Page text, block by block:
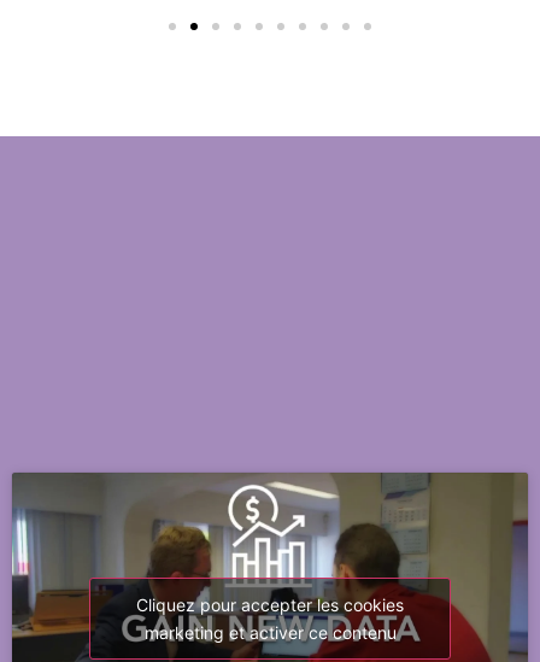
Cliquez pour accepter les cookies
marketing et activer ce contenu